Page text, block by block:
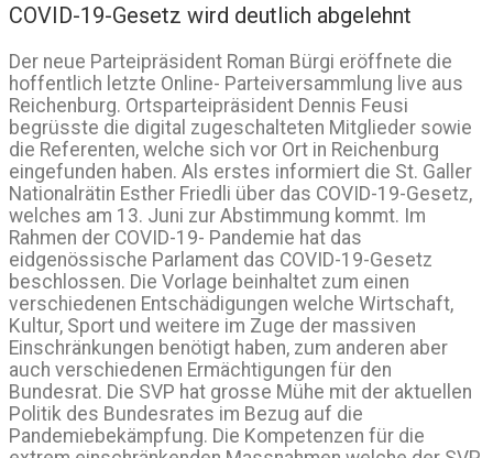
COVID-19-Gesetz wird deutlich abgelehnt
Der neue Parteipräsident Roman Bürgi eröffnete die
hoffentlich letzte Online- Parteiversammlung live aus
Reichenburg. Ortsparteipräsident Dennis Feusi
begrüsste die digital zugeschalteten Mitglieder sowie
die Referenten, welche sich vor Ort in Reichenburg
eingefunden haben. Als erstes informiert die St. Galler
Nationalrätin Esther Friedli über das COVID-19-Gesetz,
welches am 13. Juni zur Abstimmung kommt. Im
Rahmen der COVID-19- Pandemie hat das
eidgenössische Parlament das COVID-19-Gesetz
beschlossen. Die Vorlage beinhaltet zum einen
verschiedenen Entschädigungen welche Wirtschaft,
Kultur, Sport und weitere im Zuge der massiven
Einschränkungen benötigt haben, zum anderen aber
auch verschiedenen Ermächtigungen für den
Bundesrat. Die SVP hat grosse Mühe mit der aktuellen
Politik des Bundesrates im Bezug auf die
Pandemiebekämpfung. Die Kompetenzen für die